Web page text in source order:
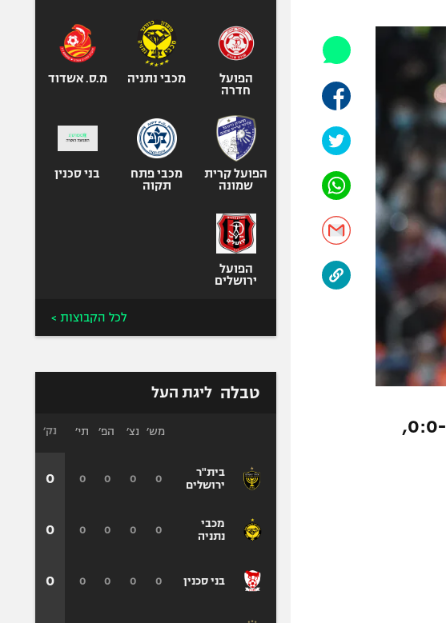
אופניים
ספורט מוטורי
כדורמים
בייסבול MLB
ספורט אתגרי
אומנויות לחימה
אקס חדרה וב"ש שב לליגת העל. בהפועל חיפה מודאגים אחרי ה-0:0,
הפועל
חדרה
מכבי נתניה מ.ס. אשדוד
הפועל קרית
שמונה
מכבי פתח
תקוה
בני סכנין
הפועל
ירושלים
לכל הקבוצות >
טבלה ליגת העל
בית"ר
ירושלים
מכבי
נתניה
בני סכנין
מש׳ נצ׳ הפ׳ תי׳
0
0
0
0
0
0
0
0
0
0
0
0
נק׳
0
0
0